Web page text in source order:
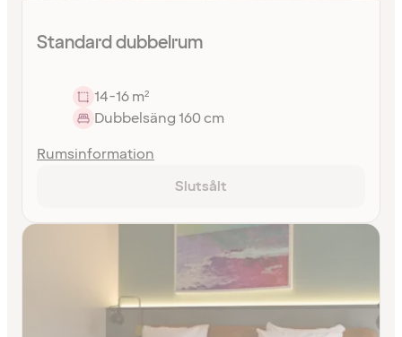
Standard dubbelrum
14-16 m²
Dubbelsäng 160 cm
Rumsinformation
Slutsålt